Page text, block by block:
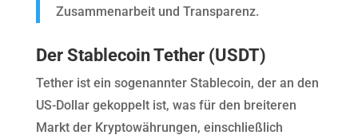
Zusammenarbeit und Transparenz.
Der Stablecoin Tether (USDT)
Tether ist ein sogenannter Stablecoin, der an den
US-Dollar gekoppelt ist, was für den breiteren
Markt der Kryptowährungen, einschließlich